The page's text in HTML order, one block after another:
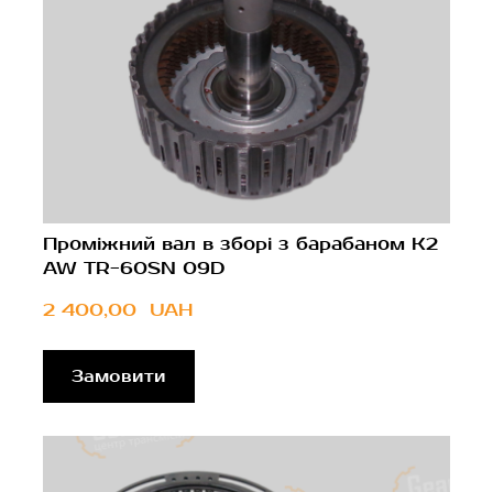
Проміжний вал в зборі з барабаном K2
AW TR-60SN 09D
2 400,00  UAH
Замовити